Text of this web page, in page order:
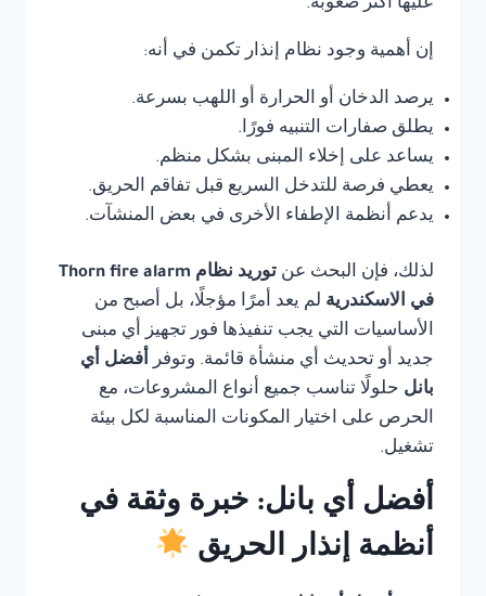
عليها أكثر صعوبة.
إن أهمية وجود نظام إنذار تكمن في أنه:
يرصد الدخان أو الحرارة أو اللهب بسرعة.
يطلق صفارات التنبيه فورًا.
يساعد على إخلاء المبنى بشكل منظم.
يعطي فرصة للتدخل السريع قبل تفاقم الحريق.
يدعم أنظمة الإطفاء الأخرى في بعض المنشآت.
لذلك، فإن البحث عن
توريد نظام Thorn fire alarm
في الاسكندرية لم يعد أمرًا مؤجلًا، بل أصبح من
الأساسيات التي يجب تنفيذها فور تجهيز أي مبنى
جديد أو تحديث أي منشأة قائمة. وتوفر أفضل أي
بانل حلولًا تناسب جميع أنواع المشروعات، مع
الحرص على اختيار المكونات المناسبة لكل بيئة
تشغيل.
أفضل أي بانل: خبرة وثقة في
أنظمة إنذار الحريق